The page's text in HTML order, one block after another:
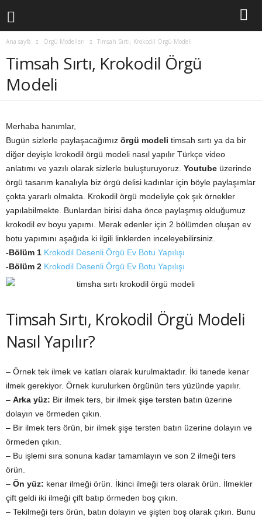
Ana sayfa Örgü Modelleri Timsah Sırtı, Krokodil Örgü Modeli
Timsah Sırtı, Krokodil Örgü
Modeli
Merhaba hanımlar,
Bugün sizlerle paylaşacağımız örgü modeli timsah sırtı ya da bir
diğer deyişle krokodil örgü modeli nasıl yapılır Türkçe video
anlatımı ve yazılı olarak sizlerle buluşturuyoruz. Youtube üzerinde
örgü tasarım kanalıyla biz örgü delisi kadınlar için böyle paylaşımlar
çokta yararlı olmakta. Krokodil örgü modeliyle çok şık örnekler
yapılabilmekte. Bunlardan birisi daha önce paylaşmış olduğumuz
krokodil ev boyu yapımı. Merak edenler için 2 bölümden oluşan ev
botu yapımını aşağıda ki ilgili linklerden inceleyebilirsiniz.
-Bölüm 1 Krokodil Desenli Örgü Ev Botu Yapılışı
-Bölüm 2 Krokodil Desenli Örgü Ev Botu Yapılışı
Timsah Sırtı, Krokodil Örgü Modeli
Nasıl Yapılır?
– Örnek tek ilmek ve katları olarak kurulmaktadır. İki tanede kenar
ilmek gerekiyor. Örnek kurulurken örgünün ters yüzünde yapılır.
– Arka yüz: Bir ilmek ters, bir ilmek şişe tersten batın üzerine
dolayın ve örmeden çıkın.
– Bir ilmek ters örün, bir ilmek şişe tersten batın üzerine dolayın ve
örmeden çıkın.
– Bu işlemi sıra sonuna kadar tamamlayın ve son 2 ilmeği ters
örün.
– Ön yüz: kenar ilmeği örün. İkinci ilmeği ters olarak örün. İlmekler
çift geldi iki ilmeği çift batıp örmeden boş çıkın.
– Tekilmeği ters örün, batın dolayın ve şişten boş olarak çıkın. Bunu